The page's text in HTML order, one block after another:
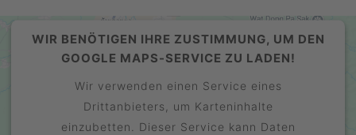
WIR BENÖTIGEN IHRE ZUSTIMMUNG, UM DEN
GOOGLE MAPS-SERVICE ZU LADEN!
Wir verwenden einen Service eines
Drittanbieters, um Karteninhalte
einzubetten. Dieser Service kann Daten